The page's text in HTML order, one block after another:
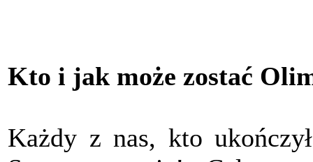
Kto i jak może zostać
Każdy z nas, kto